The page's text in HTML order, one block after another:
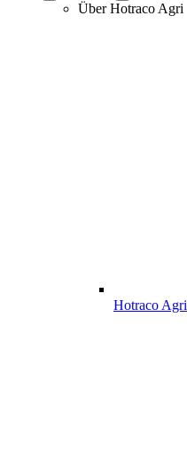
Über Hotraco Agri
Hotraco Agri